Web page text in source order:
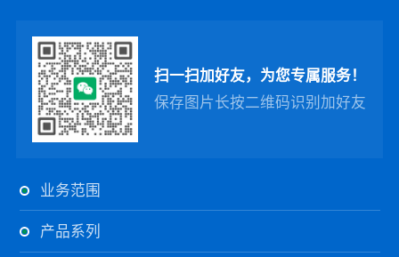
扫一扫加好友，为您专属服务！
保存图片长按二维码识别加好友
业务范围
产品系列